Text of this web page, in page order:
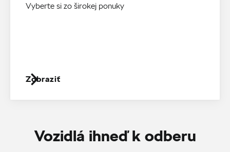
Vyberte si zo širokej ponuky
Zobraziť
Vozidlá ihneď k odberu